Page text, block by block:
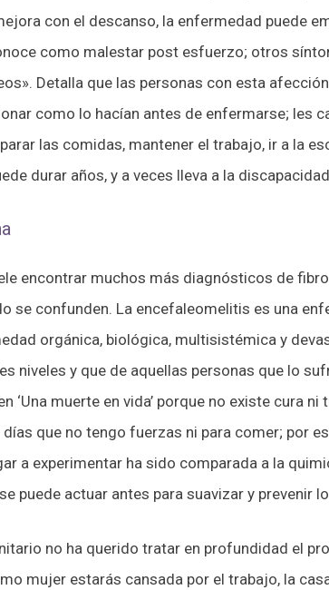
con el descanso, la enfermedad puede
como malestar post esfuerzo; otros
Detalla que las personas con esta
como lo hacían antes de enfermarse; les
las comidas, mantener el trabajo, ir a la
durar años, y a veces lleva a la
encontrar muchos más diagnósticos de
se confunden. La encefaleomelitis es una
orgánica, biológica, multisistémica y
niveles y que de aquellas personas que lo
‘Una muerte en vida’ porque no existe cura
días que no tengo fuerzas ni para comer; por
a experimentar ha sido comparada a la
puede actuar antes para suavizar y prevenir
no ha querido tratar en profundidad el
mujer estarás cansada por el trabajo, la